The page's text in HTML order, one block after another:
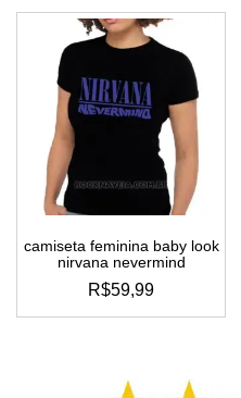
tem
várias
variantes.
as
opções
podem
escolhidas
na
produto
camiseta feminina baby look
nirvana nevermind
R$59,99
este
várias